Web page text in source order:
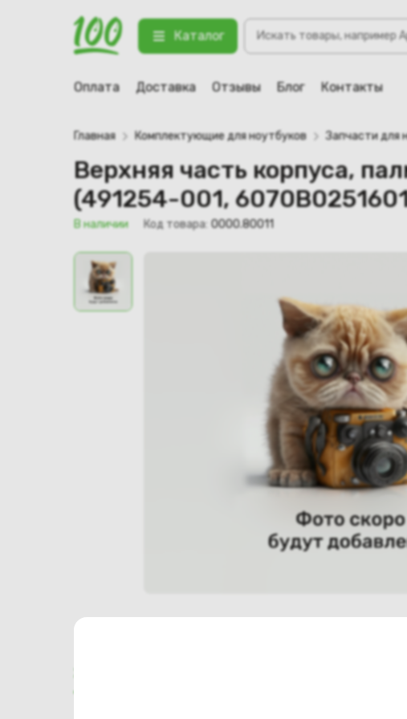
Каталог
товаров
Оплата Доставка Отзывы Блог Контакты
Верхняя часть корпуса, палмрест для
123 В наличии
Главная Комплектующие для ноутбуков Запчасти для
Верхняя часть корпуса,
(491254-001,
В наличии Код товара: 0000.80011